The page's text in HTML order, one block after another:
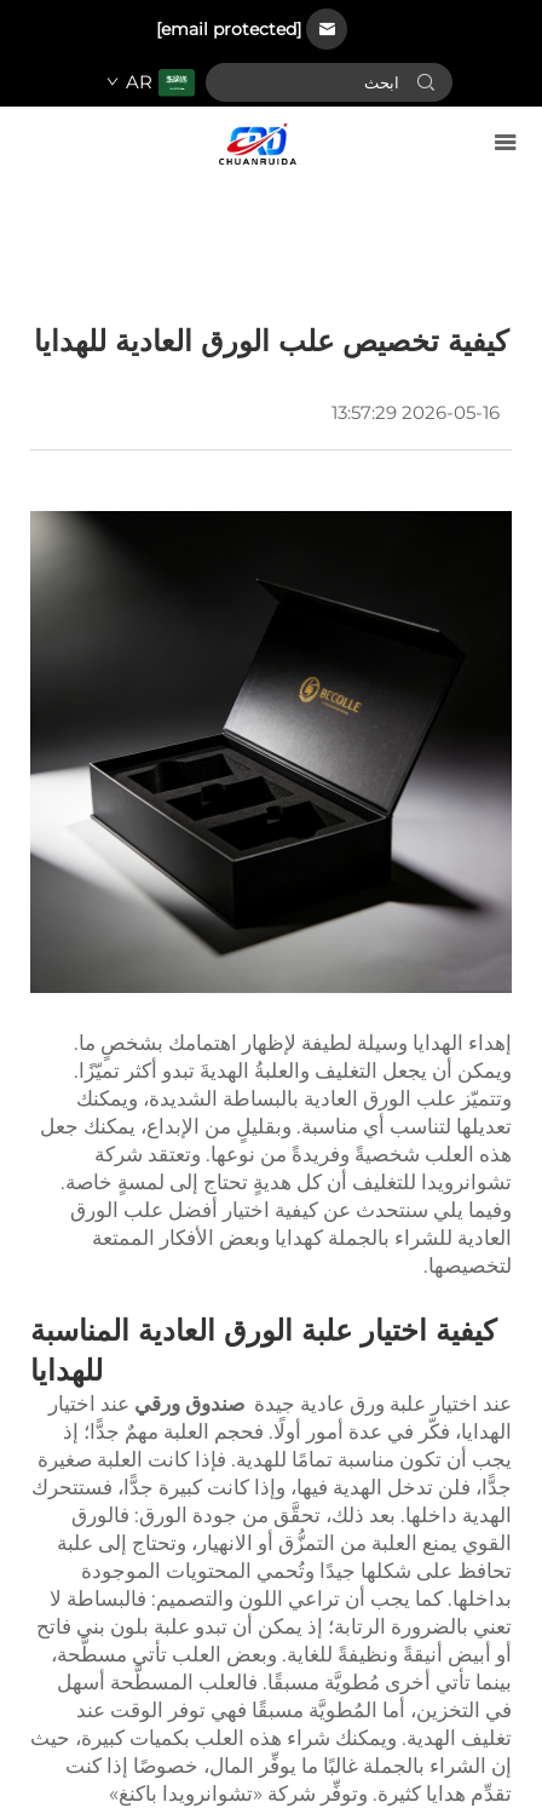
[email protected]
AR
كيفية تخصيص علب الورق العادية للهدايا
2026-05-16 13:57:29
إهداء الهدايا وسيلة لطيفة لإظهار اهتمامك بشخصٍ ما.
ويمكن أن يجعل التغليف والعلبةُ الهديةَ تبدو أكثر تميّزًا.
وتتميّز علب الورق العادية بالبساطة الشديدة، ويمكنك
تعديلها لتناسب أي مناسبة. وبقليلٍ من الإبداع، يمكنك جعل
هذه العلب شخصيةً وفريدةً من نوعها. وتعتقد شركة
تشوانرويدا للتغليف أن كل هديةٍ تحتاج إلى لمسةٍ خاصة.
وفيما يلي سنتحدث عن كيفية اختيار أفضل علب الورق
العادية للشراء بالجملة كهدايا وبعض الأفكار الممتعة
لتخصيصها.
كيفية اختيار علبة الورق العادية المناسبة
للهدايا
عند اختيار علبة ورق عادية جيدة صندوق ورقي عند اختيار
الهدايا، فكّر في عدة أمور أولًا. فحجم العلبة مهمٌ جدًّا؛ إذ
يجب أن تكون مناسبة تمامًا للهدية. فإذا كانت العلبة صغيرة
جدًّا، فلن تدخل الهدية فيها، وإذا كانت كبيرة جدًّا، فستتحرك
الهدية داخلها. بعد ذلك، تحقَّق من جودة الورق: فالورق
القوي يمنع العلبة من التمزُّق أو الانهيار، وتحتاج إلى علبة
تحافظ على شكلها جيدًا وتُحمي المحتويات الموجودة
بداخلها. كما يجب أن تراعي اللون والتصميم: فالبساطة لا
تعني بالضرورة الرتابة؛ إذ يمكن أن تبدو علبة بلون بني فاتح
أو أبيض أنيقةً ونظيفةً للغاية. وبعض العلب تأتي مسطَّحة،
بينما تأتي أخرى مُطويَّة مسبقًا. فالعلب المسطَّحة أسهل
في التخزين، أما المُطويَّة مسبقًا فهي توفر الوقت عند
تغليف الهدية. ويمكنك شراء هذه العلب بكميات كبيرة، حيث
إن الشراء بالجملة غالبًا ما يوفِّر المال، خصوصًا إذا كنت
تقدِّم هدايا كثيرة. وتوفِّر شركة «تشوانرويدا باكنغ»